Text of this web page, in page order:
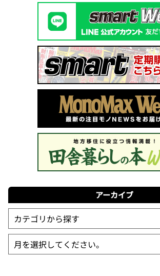
アーカイブ